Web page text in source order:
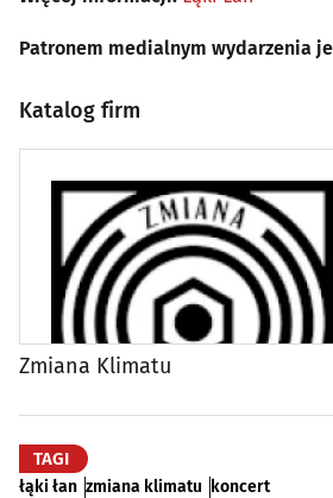
Patronem medialnym wydarzenia
Katalog firm
Zmiana Klimatu
TAGI
łąki łan zmiana klimatu koncert